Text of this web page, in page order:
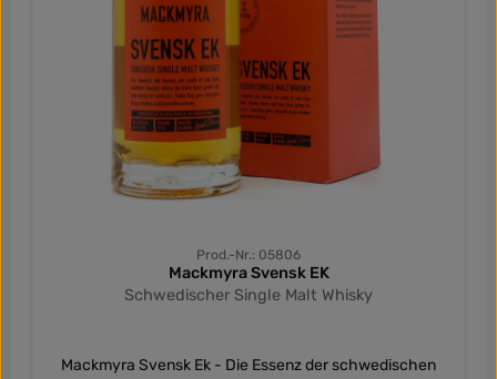
Prod.-Nr.: 05806
Mackmyra Svensk EK
Schwedischer Single Malt Whisky
Mackmyra Svensk Ek - Die Essenz der schwedischen